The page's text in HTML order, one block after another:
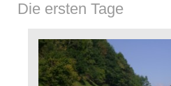
Die ersten Tage